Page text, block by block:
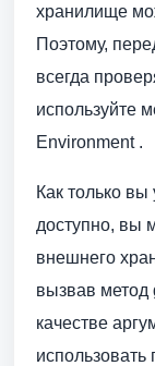
хранилище
Поэтому,
всегда
используйте
Environment .
Как только
доступно, вы
внешнего
вызвав метод
качестве